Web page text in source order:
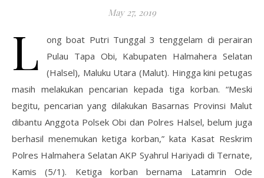
May 27, 2019
L
ong boat Putri Tunggal 3 tenggelam di perairan
Pulau Tapa Obi, Kabupaten Halmahera Selatan
(Halsel), Maluku Utara (Malut). Hingga kini petugas
masih melakukan pencarian kepada tiga korban. “Meski
begitu, pencarian yang dilakukan Basarnas Provinsi Malut
dibantu Anggota Polsek Obi dan Polres Halsel, belum juga
berhasil menemukan ketiga korban,” kata Kasat Reskrim
Polres Halmahera Selatan AKP Syahrul Hariyadi di Ternate,
Kamis (5/1). Ketiga korban bernama Latamrin Ode